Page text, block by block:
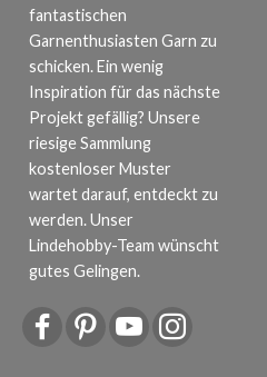
fantastischen
Garnenthusiasten Garn zu
schicken. Ein wenig
Inspiration für das nächste
Projekt gefällig? Unsere
riesige Sammlung
kostenloser Muster
wartet darauf, entdeckt zu
werden. Unser
Lindehobby-Team wünscht
gutes Gelingen.